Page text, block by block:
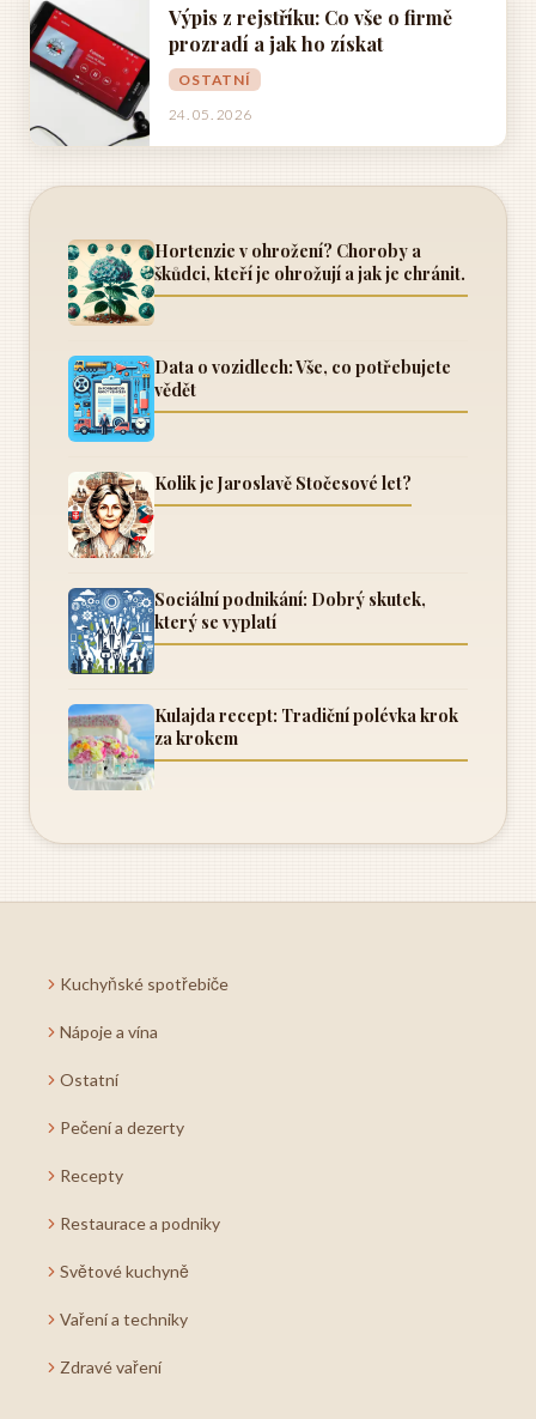
Výpis z rejstříku: Co vše o firmě
prozradí a jak ho získat
OSTATNÍ
24. 05. 2026
Hortenzie v ohrožení? Choroby a
škůdci, kteří je ohrožují a jak je chránit.
Data o vozidlech: Vše, co potřebujete
vědět
Kolik je Jaroslavě Stočesové let?
Sociální podnikání: Dobrý skutek,
který se vyplatí
Kulajda recept: Tradiční polévka krok
za krokem
Kuchyňské spotřebiče
Nápoje a vína
Ostatní
Pečení a dezerty
Recepty
Restaurace a podniky
Světové kuchyně
Vaření a techniky
Zdravé vaření